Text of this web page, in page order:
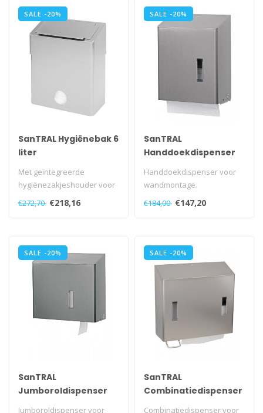
SALE -20%
SanTRAL Hygiënebak 6
liter
Met geïntegreerde
hygiënezakjeshouder voor
plastic zakjes.
Cartridge wordt aa..
€272,70 €218,16
SALE -20%
SanTRAL
Handdoekdispenser
Handdoekdispenser voor
wandmontage.
Met kunststof slot en
sleutel.
€184,00 €147,20
SALE -20%
SanTRAL
Jumboroldispenser
groot
Jumboroldispenser voor
SALE -20%
SanTRAL
Combinatiedispenser
zeep- &
Combinatiedispenser voor